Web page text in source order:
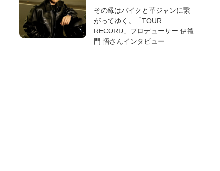
その縁はバイクと革ジャンに繋
がってゆく。「TOUR
RECORD」プロデューサー 伊禮
門 悟さんインタビュー